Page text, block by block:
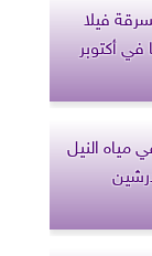
فيلا
في أكتوبر
النيل